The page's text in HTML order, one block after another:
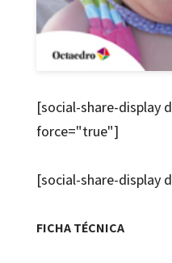
[social-share-display
force="true"]
[social-share-display
FICHA TÉCNICA